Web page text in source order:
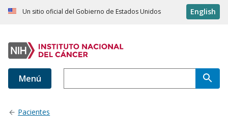
Un sitio oficial del Gobierno de Estados Unidos English
Menú
Pacientes